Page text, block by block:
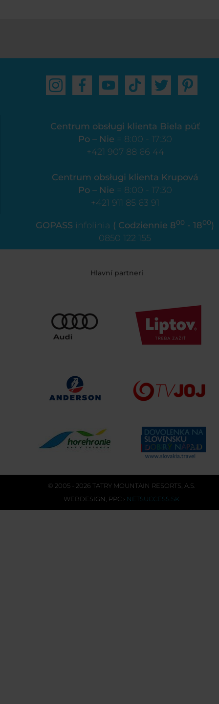
Centrum obsługi klienta Biela púť
Po – Nie = 8:00 - 17:30
+421 907 88 66 44
Centrum obsługi klienta Krupová
Po – Nie = 8:00 - 17:30
+421 911 85 63 91
GOPASS infolinia ( Codziennie 800 - 1800)
0850 122 155
Hlavní partneri
© 2005 - 2026 TATRY MOUNTAIN RESORTS, A.S.
WEBDESIGN PPC › NETSUCCESS.SK